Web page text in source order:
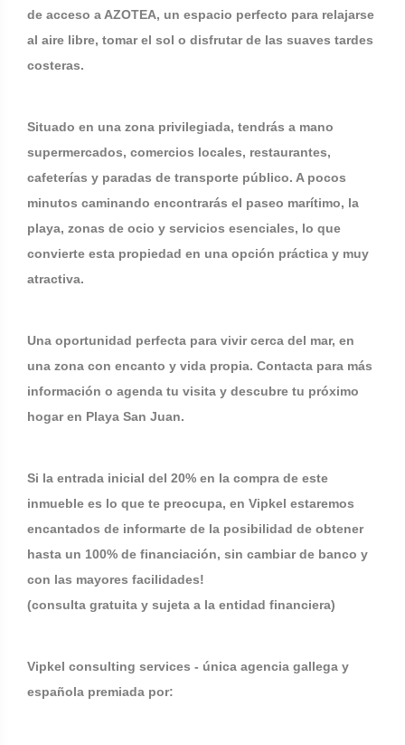
de acceso a AZOTEA, un espacio perfecto para relajarse
al aire libre, tomar el sol o disfrutar de las suaves tardes
costeras.
Situado en una zona privilegiada, tendrás a mano
supermercados, comercios locales, restaurantes,
cafeterías y paradas de transporte público. A pocos
minutos caminando encontrarás el paseo marítimo, la
playa, zonas de ocio y servicios esenciales, lo que
convierte esta propiedad en una opción práctica y muy
atractiva.
Una oportunidad perfecta para vivir cerca del mar, en
una zona con encanto y vida propia. Contacta para más
información o agenda tu visita y descubre tu próximo
hogar en Playa San Juan.
Si la entrada inicial del 20% en la compra de este
inmueble es lo que te preocupa, en Vipkel estaremos
encantados de informarte de la posibilidad de obtener
hasta un 100% de financiación, sin cambiar de banco y
con las mayores facilidades!
(consulta gratuita y sujeta a la entidad financiera)
Vipkel consulting services - única agencia gallega y
española premiada por: